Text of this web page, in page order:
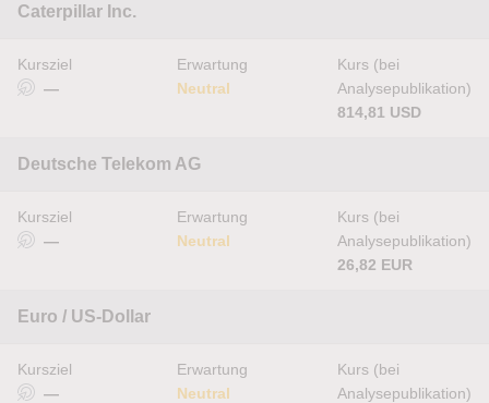
Caterpillar Inc.
Kursziel
—
Erwartung
Neutral
Kurs (bei
Analysepublikation)
814,81 USD
Deutsche Telekom AG
Kursziel
—
Erwartung
Neutral
Kurs (bei
Analysepublikation)
26,82 EUR
Euro / US-Dollar
Kursziel
—
Erwartung
Neutral
Kurs (bei
Analysepublikation)